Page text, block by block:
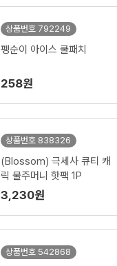
상품번호 792249
펭순이 아이스 쿨패치
258원
상품번호 838326
(Blossom) 극세사 큐티 캐
릭 물주머니 핫팩 1P
3,230원
상품번호 542868